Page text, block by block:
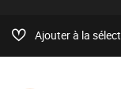
Ajouter à la